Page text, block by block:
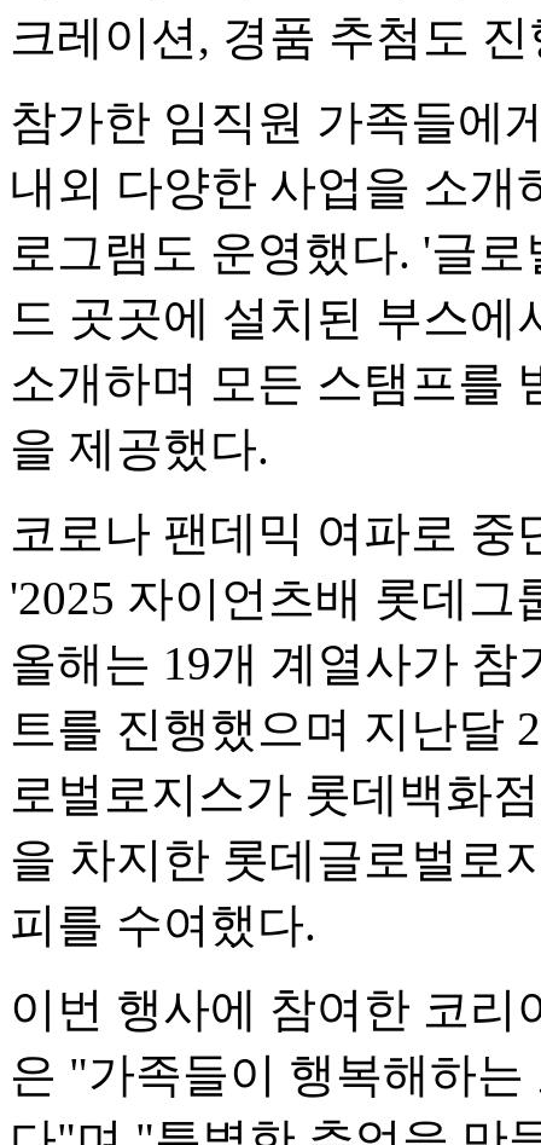
크레이션, 경품 추첨도
참가한 임직원 가족들에
내외 다양한 사업을 소개
로그램도 운영했다. '글
드 곳곳에 설치된 부스에
소개하며 모든 스탬프를
을 제공했다.
코로나 팬데믹 여파로 중
'2025 자이언츠배 롯데
올해는 19개 계열사가
트를 진행했으며 지난달
로벌로지스가 롯데백화
을 차지한 롯데글로벌로
피를 수여했다.
이번 행사에 참여한 코
은 "가족들이 행복해하